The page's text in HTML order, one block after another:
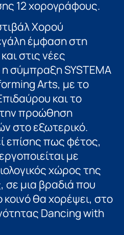
12 χορογράφους.
Χορού
έμφαση στη
στις νέες
σύμπραξη SYSTEMA
Arts, με το
και το
την προώθηση
στο εξωτερικό.
επίσης πως φέτος,
με
χώρος της
μια βραδιά που
κοινό θα χορέψει, στο
Dancing with